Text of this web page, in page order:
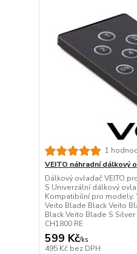
1
VEITO náhradní dálkový
Dálkový ovladač VEITO
S Univerzální dálkový
Kompatibilní pro modely:
Veito Blade Black Veito
Black Veito Blade S
CH1800 RE
599 Kč/ks
495 Kč bez DPH